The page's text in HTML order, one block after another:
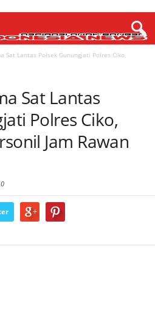
Sat Lantas Polsek Gunungjati Polres Ciko,
Sat Lantas
Polres Ciko,
Jam Rawan
0